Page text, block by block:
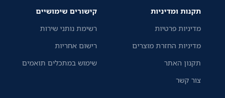
תקנות ומדיניות
מדיניות פרטיות
מדיניות החזרת מוצרים
תקנון האתר
צור קשר
קישורים שימושיים
רשימת נותני שירות
רישום אחריות
שימוש במתכלים תואמים